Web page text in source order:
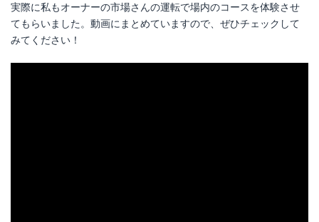
実際に私もオーナーの市場さんの運転で場内のコースを体験させ
てもらいました。動画にまとめていますので、ぜひチェックして
みてください！